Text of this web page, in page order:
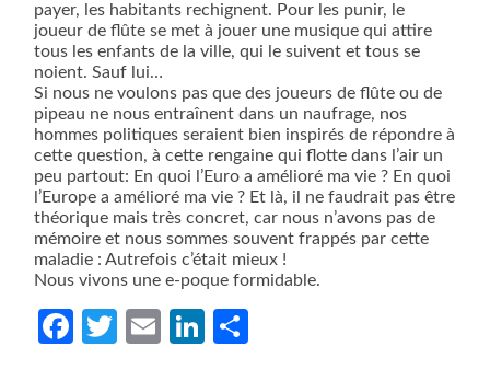
payer, les habitants rechignent. Pour les punir, le
joueur de flûte se met à jouer une musique qui attire
tous les enfants de la ville, qui le suivent et tous se
noient. Sauf lui…
Si nous ne voulons pas que des joueurs de flûte ou de
pipeau ne nous entraînent dans un naufrage, nos
hommes politiques seraient bien inspirés de répondre à
cette question, à cette rengaine qui flotte dans l’air un
peu partout: En quoi l’Euro a amélioré ma vie ? En quoi
l’Europe a amélioré ma vie ? Et là, il ne faudrait pas être
théorique mais très concret, car nous n’avons pas de
mémoire et nous sommes souvent frappés par cette
maladie : Autrefois c’était mieux !
Nous vivons une e-poque formidable.
Facebook
Twitter
EmailLinkedIn